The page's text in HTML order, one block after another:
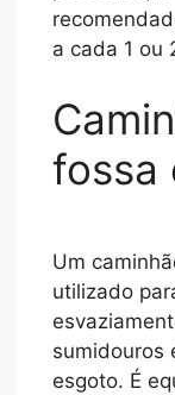
a cada 1 ou
fossa
Um
utilizado
sumidouros
esgoto. É